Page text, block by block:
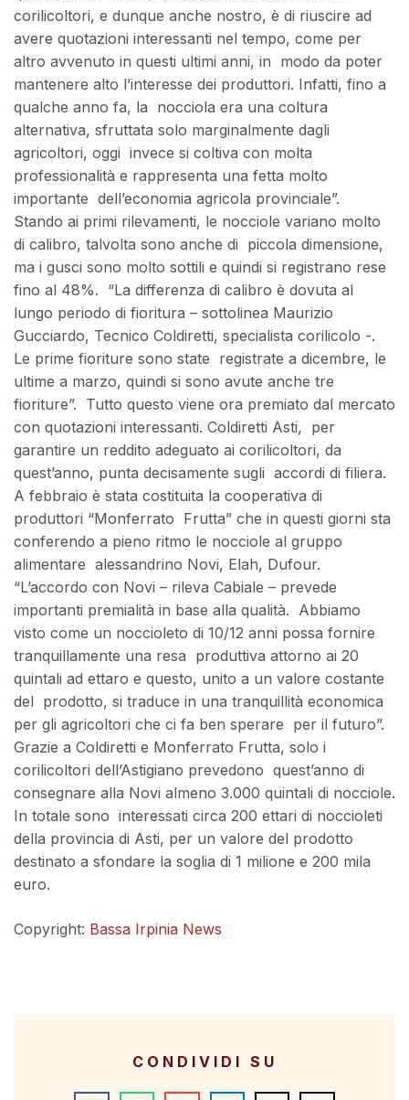
corilicoltori, e dunque anche nostro, è di riuscire ad
avere quotazioni interessanti nel tempo, come per
altro avvenuto in questi ultimi anni, in modo da poter
mantenere alto l’interesse dei produttori. Infatti, fino a
qualche anno fa, la nocciola era una coltura
alternativa, sfruttata solo marginalmente dagli
agricoltori, oggi invece si coltiva con molta
professionalità e rappresenta una fetta molto
importante dell’economia agricola provinciale”.
Stando ai primi rilevamenti, le nocciole variano molto
di calibro, talvolta sono anche di piccola dimensione,
ma i gusci sono molto sottili e quindi si registrano rese
fino al 48%. “La differenza di calibro è dovuta al
lungo periodo di fioritura – sottolinea Maurizio
Gucciardo, Tecnico Coldiretti, specialista corilicolo -.
Le prime fioriture sono state registrate a dicembre, le
ultime a marzo, quindi si sono avute anche tre
fioriture”. Tutto questo viene ora premiato dal mercato
con quotazioni interessanti. Coldiretti Asti, per
garantire un reddito adeguato ai corilicoltori, da
quest’anno, punta decisamente sugli accordi di filiera.
A febbraio è stata costituita la cooperativa di
produttori “Monferrato Frutta” che in questi giorni sta
conferendo a pieno ritmo le nocciole al gruppo
alimentare alessandrino Novi, Elah, Dufour.
“L’accordo con Novi – rileva Cabiale – prevede
importanti premialità in base alla qualità. Abbiamo
visto come un noccioleto di 10/12 anni possa fornire
tranquillamente una resa produttiva attorno ai 20
quintali ad ettaro e questo, unito a un valore costante
del prodotto, si traduce in una tranquillità economica
per gli agricoltori che ci fa ben sperare per il futuro”.
Grazie a Coldiretti e Monferrato Frutta, solo i
corilicoltori dell’Astigiano prevedono quest’anno di
consegnare alla Novi almeno 3.000 quintali di nocciole.
In totale sono interessati circa 200 ettari di noccioleti
della provincia di Asti, per un valore del prodotto
destinato a sfondare la soglia di 1 milione e 200 mila
euro.
Copyright: Bassa Irpinia News
CONDIVIDI SU